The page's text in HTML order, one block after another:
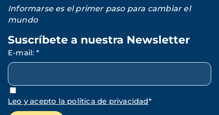
Informarse es el primer paso para cambiar el
mundo
Suscríbete a nuestra Newsletter
E-mail: *
Leo y acepto la política de privacidad*